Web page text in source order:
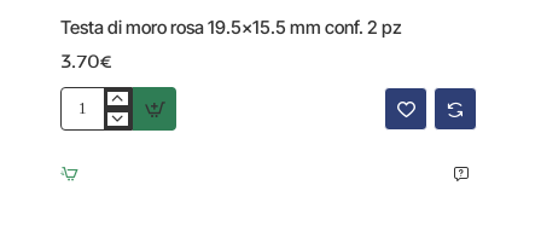
Testa di moro rosa 19.5x15.5 mm conf. 2 pz
3.70€
Testa
moro
rosa